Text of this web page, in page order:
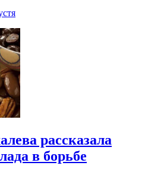
рассказала
в борьбе